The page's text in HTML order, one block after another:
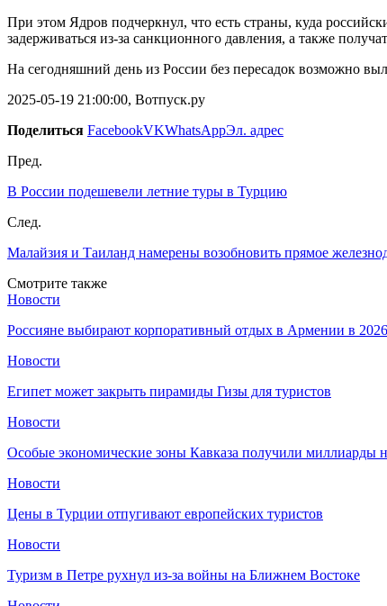
При этом Ядров подчеркнул, что есть страны, куда
задерживаться из-за санкционного давления, а также
На сегодняшний день из России без пересадок возможно
2025-05-19 21:00:00, Вотпуск.ру
Поделиться FacebookVKWhatsAppЭл. адрес
Пред.
В России подешевели летние туры в Турцию
След.
Малайзия и Таиланд намерены возобновить прямое
Смотрите также
Новости
Россияне выбирают корпоративный отдых в Армении в
Новости
Египет может закрыть пирамиды Гизы для туристов
Новости
Особые экономические зоны Кавказа получили миллиарды
Новости
Цены в Турции отпугивают европейских туристов
Новости
Туризм в Петре рухнул из-за войны на Ближнем Востоке